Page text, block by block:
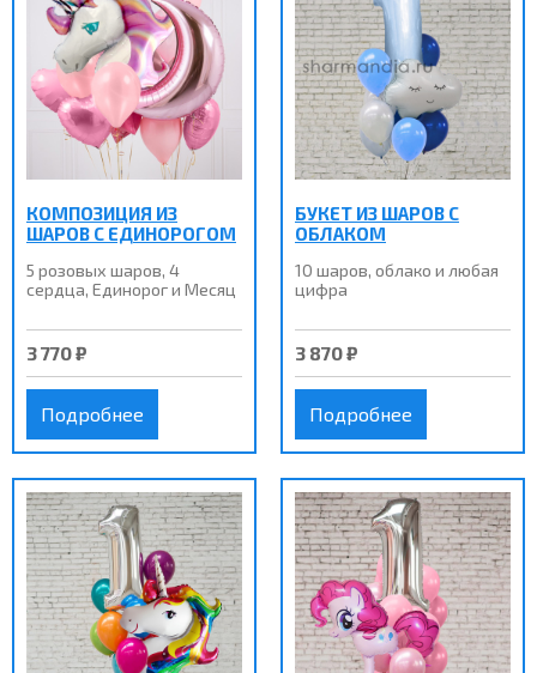
КОМПОЗИЦИЯ ИЗ
ШАРОВ С ЕДИНОРОГОМ
5 розовых шаров, 4
сердца, Единорог и Месяц
3 770 ₽
Подробнее
БУКЕТ ИЗ ШАРОВ С
ОБЛАКОМ
10 шаров, облако и любая
цифра
3 870 ₽
Подробнее